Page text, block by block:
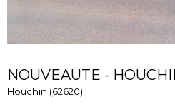
NOUVEAUTE -
Houchin (62620)